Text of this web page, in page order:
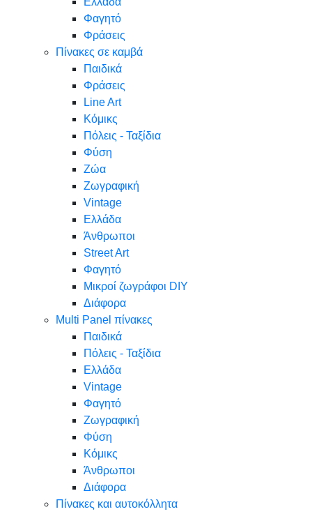
Φαγητό
Φράσεις
Πίνακες σε καμβά
Παιδικά
Φράσεις
Line Art
Κόμικς
Πόλεις - Ταξίδια
Φύση
Ζώα
Ζωγραφική
Vintage
Ελλάδα
Άνθρωποι
Street Art
Φαγητό
Μικροί ζωγράφοι DIY
Διάφορα
Multi Panel πίνακες
Παιδικά
Πόλεις - Ταξίδια
Ελλάδα
Vintage
Φαγητό
Ζωγραφική
Φύση
Κόμικς
Άνθρωποι
Διάφορα
Πίνακες και αυτοκόλλητα